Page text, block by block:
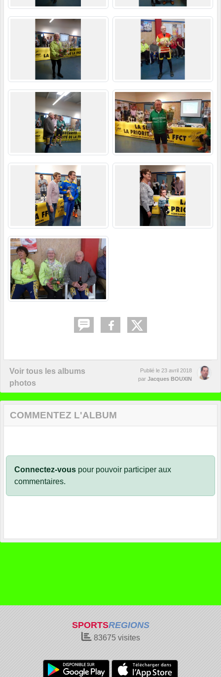
Voir tous les albums
photos
Publié le 23 avril 2018
par Jacques BOUXIN
COMMENTEZ L'ALBUM
Connectez-vous pour pouvoir participer aux
commentaires.
SPORTSREGIONS
83675visites